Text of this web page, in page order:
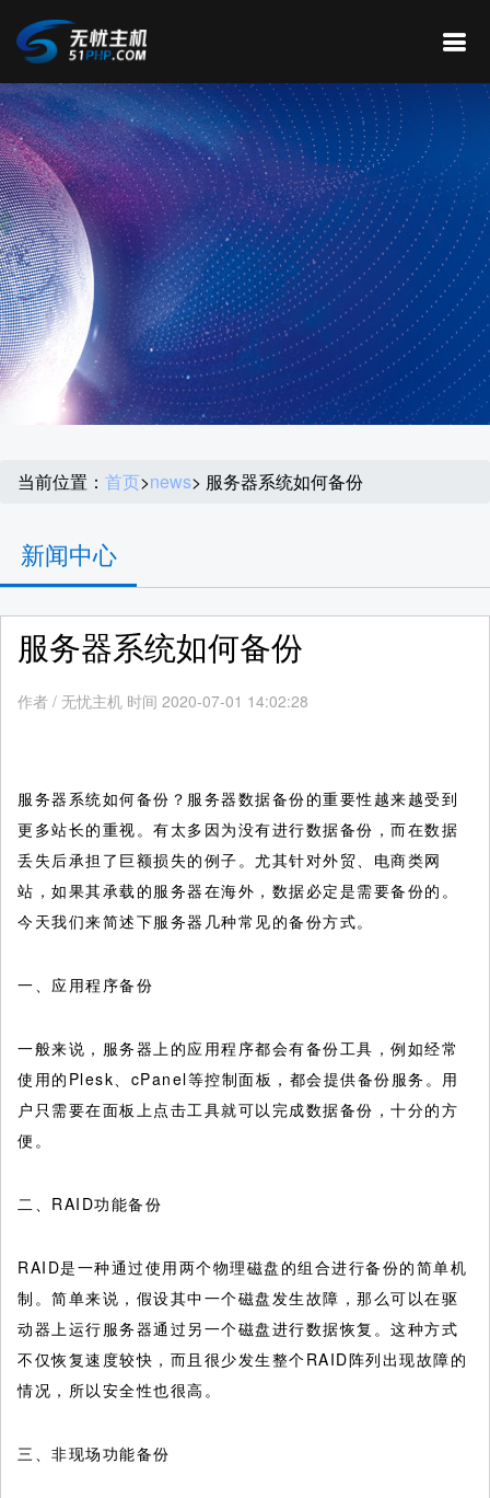
当前位置： 首页>news> 服务器系统如何备份
新闻中心
服务器系统如何备份
作者 / 无忧主机 时间 2020-07-01 14:02:28
服务器系统如何备份？服务器数据备份的重要性越来越受到
更多站长的重视。有太多因为没有进行数据备份，而在数据
丢失后承担了巨额损失的例子。尤其针对外贸、电商类网
站，如果其承载的服务器在海外，数据必定是需要备份的。
今天我们来简述下服务器几种常见的备份方式。
一、应用程序备份
一般来说，服务器上的应用程序都会有备份工具，例如经常
使用的Plesk、cPanel等控制面板，都会提供备份服务。用
户只需要在面板上点击工具就可以完成数据备份，十分的方
便。
二、RAID功能备份
RAID是一种通过使用两个物理磁盘的组合进行备份的简单机
制。简单来说，假设其中一个磁盘发生故障，那么可以在驱
动器上运行服务器通过另一个磁盘进行数据恢复。这种方式
不仅恢复速度较快，而且很少发生整个RAID阵列出现故障的
情况，所以安全性也很高。
三、非现场功能备份